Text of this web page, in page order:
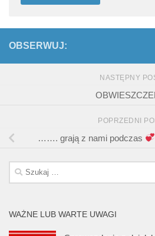
OBSERWUJ:
NASTĘPNY
POPRZEDNI
……. grają z nami podczas
Szukaj:
WAŻNE LUB WARTE UWAGI